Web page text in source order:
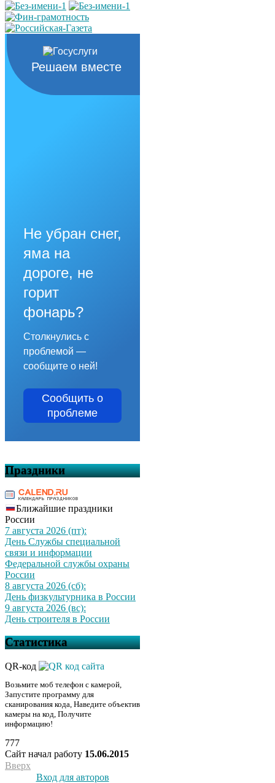
Решаем вместе
Не убран снег,
яма на
дороге, не
горит
фонарь?
Столкнулись с
проблемой —
сообщите о ней!
Сообщить о
проблеме
Праздники
Ближайшие праздники
России
7 августа 2026 (пт):
День Службы специальной
связи и информации
Федеральной службы охраны
России
8 августа 2026 (сб):
День физкультурника в России
9 августа 2026 (вс):
День строителя в России
Статистика
QR-код
Возьмите моб телефон с камерой,
Запустите программу для
сканирования кода, Наведите объектив
камеры на код, Получите
информацию!
777
Сайт начал работу 15.06.2015
Вверх
Вход для авторов